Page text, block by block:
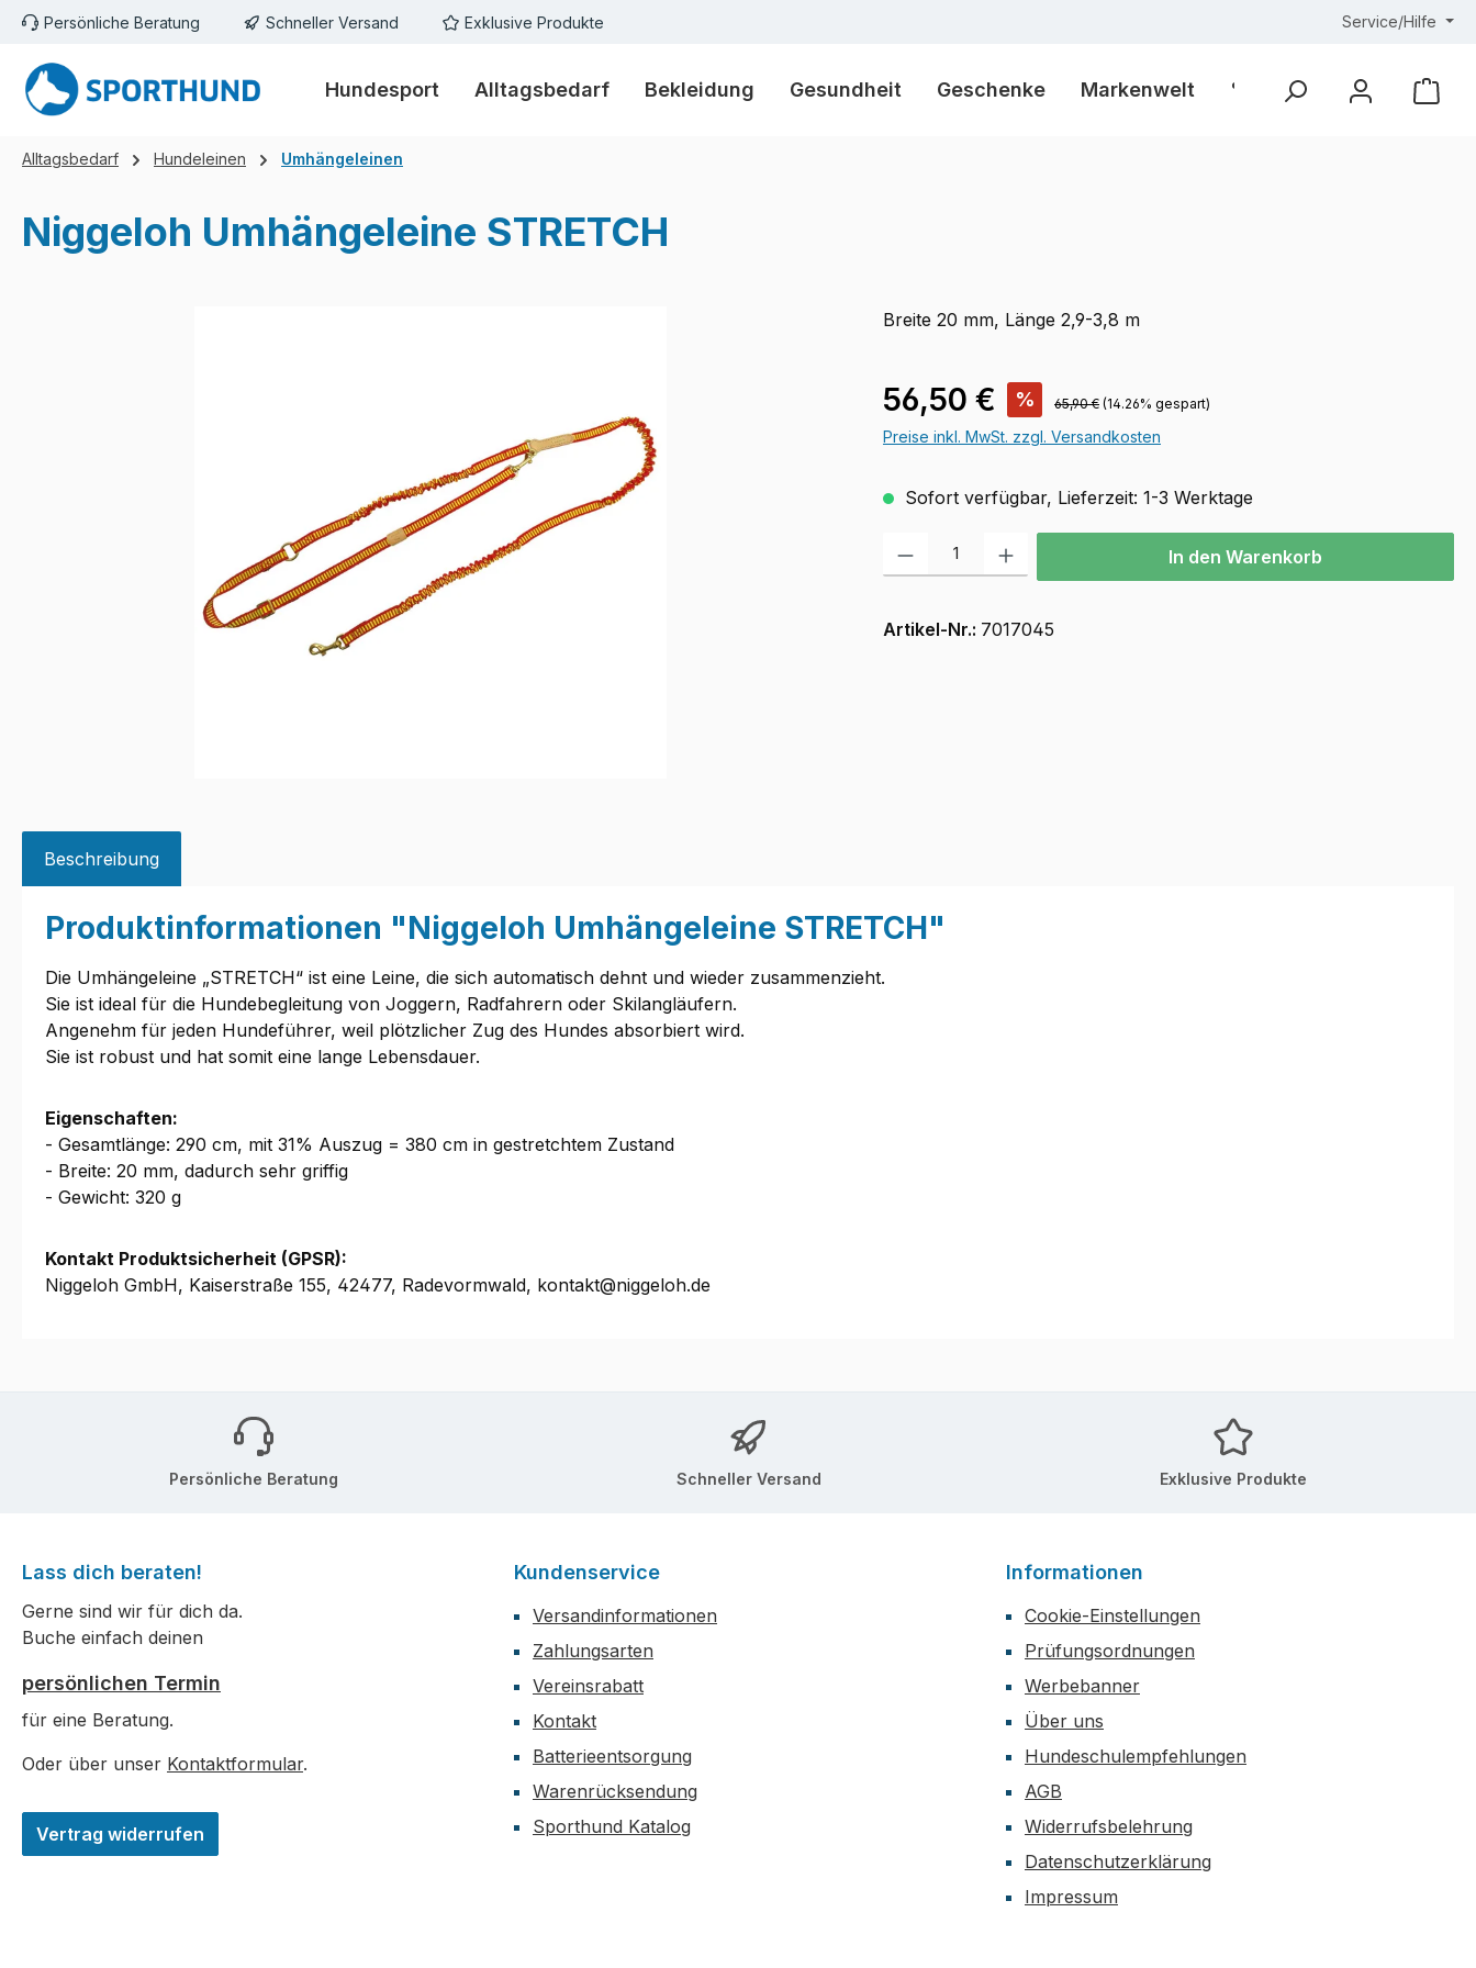
Hauptinhalt springen
Zur Suche springen
Zur Hauptnavigation springen
Persönliche Beratung Schneller Versand Exklusive Produkte Service/Hilfe
Hundesport Alltagsbedarf Bekleidung Gesundheit Geschenke Markenwelt % Outlet %
Alltagsbedarf Hundeleinen Umhängeleinen
Niggeloh Umhängeleine STRETCH
Breite 20 mm, Länge 2,9-3,8 m
Verkaufspreis:
56,50 € % Regulärer Preis:
65,90 € (14.26% gespart)
Preise inkl. MwSt. zzgl. Versandkosten
Sofort verfügbar, Lieferzeit: 1-3 Werktage
Produkt Anzahl: Gib den gewünschten Wert ein oder benutze die Schaltflächen
In den Warenkorb
Artikel-Nr.: 7017045
Beschreibung
Produktinformationen "Niggeloh Umhängeleine STRETCH"
Die Umhängeleine „STRETCH“ ist eine Leine, die sich automatisch dehnt und wieder zusammenzieht.
Sie ist ideal für die Hundebegleitung von Joggern, Radfahrern oder Skilangläufern.
Angenehm für jeden Hundeführer, weil plötzlicher Zug des Hundes absorbiert wird.
Sie ist robust und hat somit eine lange Lebensdauer.
Eigenschaften:
- Gesamtlänge: 290 cm, mit 31% Auszug = 380 cm in gestretchtem Zustand
- Breite: 20 mm, dadurch sehr griffig
- Gewicht: 320 g
Kontakt Produktsicherheit (GPSR):
Niggeloh GmbH, Kaiserstraße 155, 42477, Radevormwald, kontakt@niggeloh.de
Persönliche Beratung Schneller Versand Exklusive Produkte
Lass dich beraten!
Gerne sind wir für dich da.
Buche einfach deinen
persönlichen Termin
für eine Beratung.
Oder über unser Kontaktformular.
Vertrag widerrufen
Kundenservice
Versandinformationen
Zahlungsarten
Vereinsrabatt
Kontakt
Batterieentsorgung
Warenrücksendung
Sporthund Katalog
Informationen
Cookie-Einstellungen
Prüfungsordnungen
Werbebanner
Über uns
Hundeschulempfehlungen
AGB
Widerrufsbelehrung
Datenschutzerklärung
Impressum